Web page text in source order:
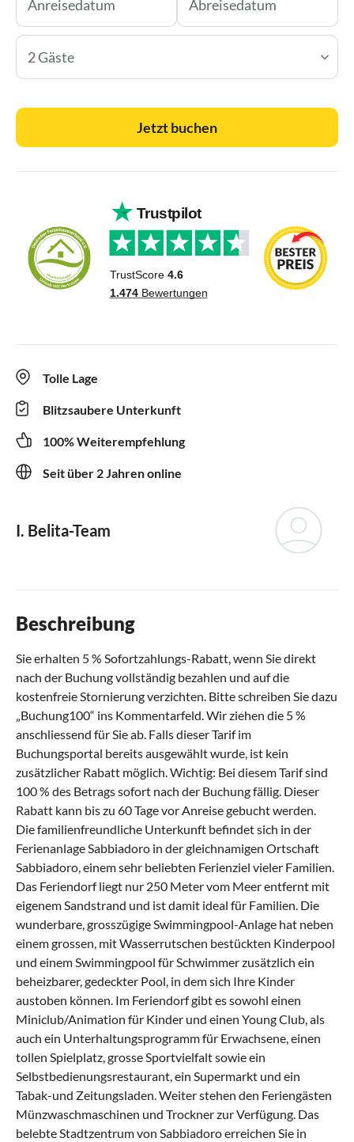
2 Gäste
Jetzt buchen
Tolle Lage
Blitzsaubere Unterkunft
100% Weiterempfehlung
Seit über 2 Jahren online
I. Belita-Team
Beschreibung
Sie erhalten 5 % Sofortzahlungs-Rabatt, wenn Sie direkt
nach der Buchung vollständig bezahlen und auf die
kostenfreie Stornierung verzichten. Bitte schreiben Sie dazu
„Buchung100“ ins Kommentarfeld. Wir ziehen die 5 %
anschliessend für Sie ab. Falls dieser Tarif im
Buchungsportal bereits ausgewählt wurde, ist kein
zusätzlicher Rabatt möglich. Wichtig: Bei diesem Tarif sind
100 % des Betrags sofort nach der Buchung fällig. Dieser
Rabatt kann bis zu 60 Tage vor Anreise gebucht werden.
Die familienfreundliche Unterkunft befindet sich in der
Ferienanlage Sabbiadoro in der gleichnamigen Ortschaft
Sabbiadoro, einem sehr beliebten Ferienziel vieler Familien.
Das Feriendorf liegt nur 250 Meter vom Meer entfernt mit
eigenem Sandstrand und ist damit ideal für Familien. Die
wunderbare, grosszügige Swimmingpool-Anlage hat neben
einem grossen, mit Wasserrutschen bestückten Kinderpool
und einem Swimmingpool für Schwimmer zusätzlich ein
beheizbarer, gedeckter Pool, in dem sich Ihre Kinder
austoben können. Im Feriendorf gibt es sowohl einen
Miniclub/Animation für Kinder und einen Young Club, als
auch ein Unterhaltungsprogramm für Erwachsene, einen
tollen Spielplatz, grosse Sportvielfalt sowie ein
Selbstbedienungsrestaurant, ein Supermarkt und ein
Tabak-und Zeitungsladen. Weiter stehen den Feriengästen
Münzwaschmaschinen und Trockner zur Verfügung. Das
belebte Stadtzentrum von Sabbiadoro erreichen Sie in